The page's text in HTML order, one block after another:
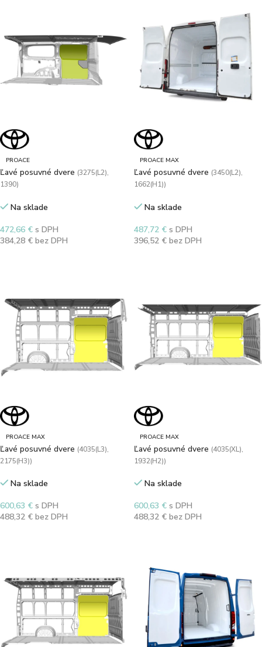
PROACE
Ľavé posuvné dvere (3275(L2),
1390)
Na sklade
472,66 € s DPH
384,28 € bez DPH
PROACE MAX
Ľavé posuvné dvere (3450(L2),
1662(H1))
Na sklade
487,72 € s DPH
396,52 € bez DPH
PROACE MAX
Ľavé posuvné dvere (4035(L3),
2175(H3))
Na sklade
600,63 € s DPH
488,32 € bez DPH
PROACE MAX
Ľavé posuvné dvere (4035(XL),
1932(H2))
Na sklade
600,63 € s DPH
488,32 € bez DPH